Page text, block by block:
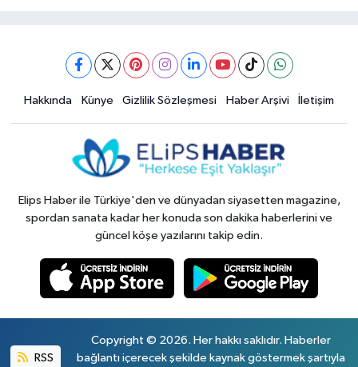
Hakkında Künye Gizlilik Sözleşmesi Haber Arşivi İletişim
Elips Haber ile Türkiye'den ve dünyadan siyasetten magazine,
spordan sanata kadar her konuda son dakika haberlerini ve
güncel köşe yazılarını takip edin.
RSS
Copyright © 2026. Her hakkı saklıdır. Haberler
bağlantı içerecek şekilde kaynak göstermek şartıyla